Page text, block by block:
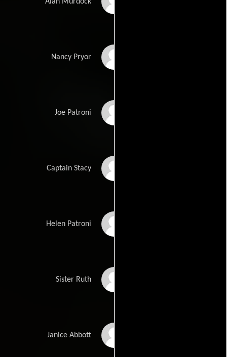
Nancy Pryor
Joe Patroni
Captain Stacy
Helen Patroni
Sister Ruth
Janice Abbott